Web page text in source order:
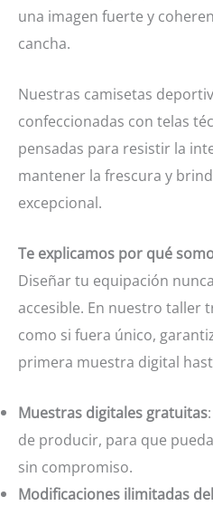
una imagen fuerte y
cancha.
Nuestras camisetas
confeccionadas con telas
pensadas para resistir la
mantener la frescura y
excepcional.
Te explicamos por qué
Diseñar tu equipación
accesible. En nuestro taller
como si fuera único,
primera muestra digital
Muestras digitales gratuitas
de producir, para que
sin compromiso.
Modificaciones ilimitadas